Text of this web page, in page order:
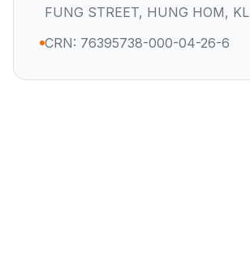
FUNG STREET, HUNG HOM, KL
CRN: 76395738-000-04-26-6